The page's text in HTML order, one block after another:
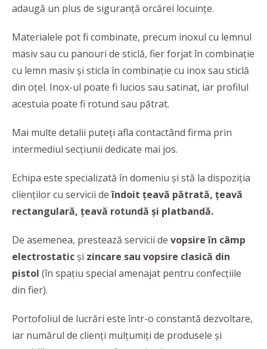
adaugă un plus de siguranță orcărei locuințe.
Materialele pot fi combinate, precum inoxul cu lemnul
masiv sau cu panouri de sticlă, fier forjat în combinație
cu lemn masiv și sticla în combinație cu inox sau sticlă
din oțel. Inox-ul poate fi lucios sau satinat, iar profilul
acestuia poate fi rotund sau pătrat.
Mai multe detalii puteți afla contactând firma prin
intermediul secțiunii dedicate mai jos.
Echipa este specializată în domeniu și stă la dispoziția
clienților cu servicii deîndoit țeavă pătrată, țeavă
rectangulară, țeavă rotundă și platbandă.
De asemenea, prestează servicii de vopsire în câmp
electrostatic și zincare sau vopsire clasică din
pistol (în spațiu special amenajat pentru confecțiile
din fier).
Portofoliul de lucrări este într-o constantă dezvoltare,
iar numărul de clienți mulțumiți de produsele și